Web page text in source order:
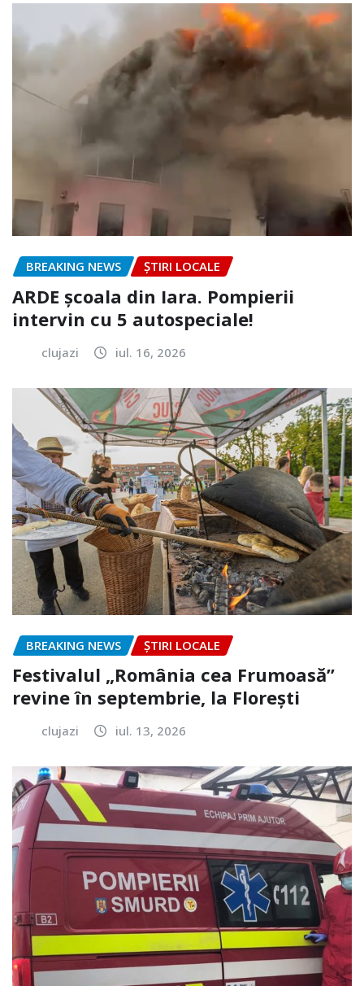
BREAKING NEWS ȘTIRI LOCALE
ARDE școala din Iara. Pompierii
intervin cu 5 autospeciale!
clujazi iul. 16, 2026
BREAKING NEWS ȘTIRI LOCALE
Festivalul „România cea Frumoasă”
revine în septembrie, la Florești
clujazi iul. 13, 2026